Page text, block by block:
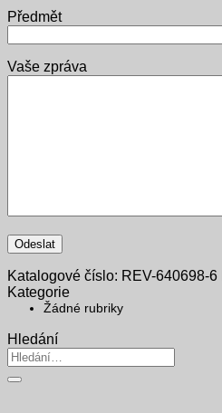
Předmět
Vaše zpráva
Katalogové číslo: REV-640698-6
Kategorie
Žádné rubriky
Hledání
Hledat: